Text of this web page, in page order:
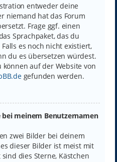
entweder deine
niemand hat das Forum
Frage ggf. einen
Sprachpaket, das du
es noch nicht existiert,
du es übersetzen würdest.
auf der Website von
gefunden werden.
meinem Benutzernamen
zwei Bilder bei deinem
dieser Bilder ist meist mit
dies Sterne, Kästchen